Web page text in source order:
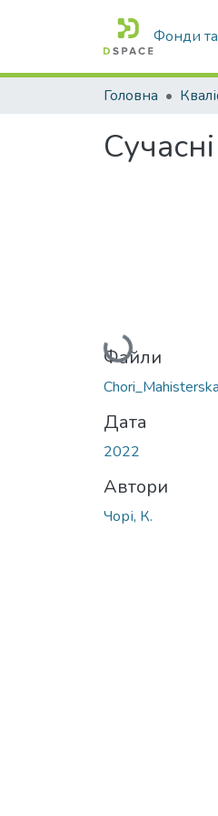
Фонди
Головна
Вантажиться...
Файли
Дата
2022
Автори
Чорі, К.